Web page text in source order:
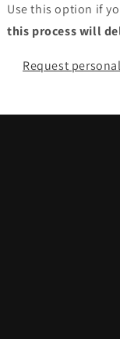
Use this option if
this process will
Request